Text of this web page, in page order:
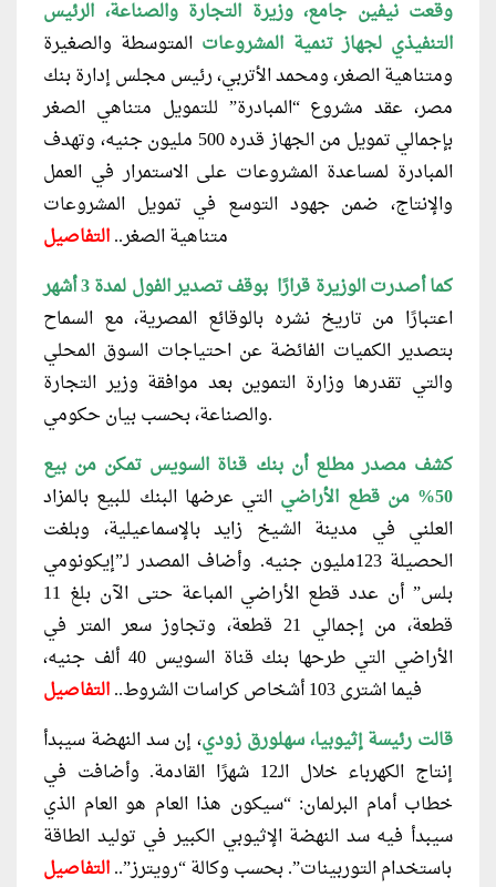
وقعت نيفين جامع، وزيرة التجارة والصناعة، الرئيس
التنفيذي لجهاز تنمية المشروعات المتوسطة والصغيرة
ومتناهية الصغر، ومحمد الأتربي، رئيس مجلس إدارة بنك
مصر، عقد مشروع “المبادرة” للتمويل متناهي الصغر
بإجمالي تمويل من الجهاز قدره 500 مليون جنيه، وتهدف
المبادرة لمساعدة المشروعات على الاستمرار في العمل
والإنتاج، ضمن جهود التوسع في تمويل المشروعات
متناهية الصغر..التفاصيل
كما أصدرت الوزيرة قرارًا بوقف تصدير الفول لمدة 3 أشهر
اعتبارًا من تاريخ نشره بالوقائع المصرية، مع السماح
بتصدير الكميات الفائضة عن احتياجات السوق المحلي
والتي تقدرها وزارة التموين بعد موافقة وزير التجارة
والصناعة، بحسب بيان حكومي.
كشف مصدر مطلع أن بنك قناة السويس تمكن من بيع
50% من قطع الأراضي
التي عرضها البنك للبيع بالمزاد
العلني في مدينة الشيخ زايد بالإسماعيلية، وبلغت
الحصيلة 123مليون جنيه.
وأضاف المصدر لـ”إيكونومي
بلس” أن عدد قطع الأراضي المباعة حتى الآن بلغ 11
قطعة، من إجمالي 21 قطعة، وتجاوز سعر المتر في
الأراضي التي طرحها بنك قناة السويس 40 ألف جنيه،
فيما اشترى 103 أشخاص كراسات الشروط
..التفاصيل
قالت رئيسة إثيوبيا، سهلورق زودي، إن سد النهضة سيبدأ
إنتاج الكهرباء خلال الـ12 شهرًا القادمة.
وأضافت في
خطاب أمام البرلمان: “سيكون هذا العام هو العام الذي
سيبدأ فيه سد النهضة الإثيوبي الكبير في توليد الطاقة
باستخدام التوربينات”. بحسب وكالة “رويترز”..التفاصيل